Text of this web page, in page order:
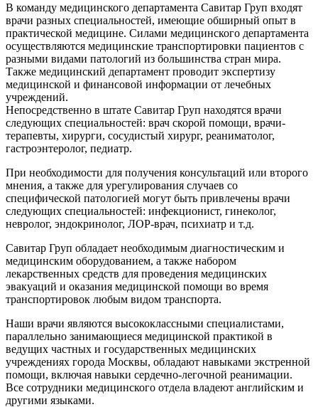
В команду медицинского департамента Савитар Груп входят
врачи разных специальностей, имеющие обширный опыт в
практической медицине. Силами медицинского департамента
осуществляются медицинские транспортировки пациентов с
разными видами патологий из большинства стран мира.
Также медицинский департамент проводит экспертизу
медицинской и финансовой информации от лечебных
учреждений.
Непосредственно в штате Савитар Груп находятся врачи
следующих специальностей: врач скорой помощи, врачи-
терапевты, хирурги, сосудистый хирург, реаниматолог,
гастроэнтеролог, педиатр.
При необходимости для получения консультаций или второго
мнения, а также для урегулирования случаев со
специфической патологией могут быть привлечены врачи
следующих специальностей: инфекционист, гинеколог,
невролог, эндокринолог, ЛОР-врач, психиатр и т.д.
Савитар Груп обладает необходимым диагностическим и
медицинским оборудованием, а также набором
лекарственных средств для проведения медицинских
эвакуаций и оказания медицинской помощи во время
транспортировок любым видом транспорта.
Наши врачи являются высококлассными специалистами,
параллельно занимающиеся медицинской практикой в
ведущих частных и государственных медицинских
учреждениях города Москвы, обладают навыками экстренной
помощи, включая навыки сердечно-легочной реанимации.
Все сотрудники медицинского отдела владеют английским и
другими языками.